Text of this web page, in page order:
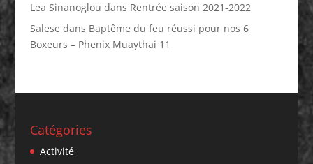
Lea Sinanoglou dans Rentrée saison 2021-2022
Salese dans Baptême du feu réussi pour nos 6
Boxeurs – Phenix Muaythai 11
Catégories
Activité